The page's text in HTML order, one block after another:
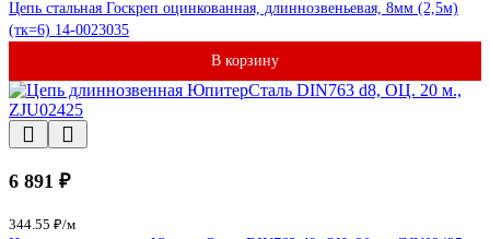
Цепь стальная Госкреп оцинкованная, длиннозвеньевая, 8мм (2,5м)
(тк=6) 14-0023035
В корзину
6 891 ₽
344.55 ₽/м